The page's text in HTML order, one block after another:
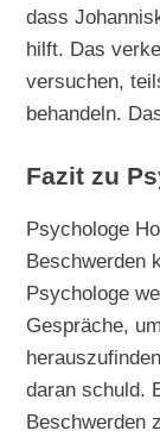
dass
hilft. Das
versuchen,
behandeln.
Fazit zu
Psychologe
Beschwerden
Psychologe
Gespräche,
daran schuld.
Beschwerden